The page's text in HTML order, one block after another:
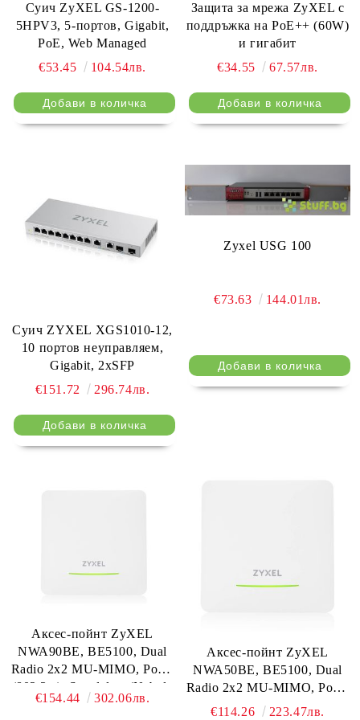
Суич ZyXEL GS-1200-
5HPV3, 5-портов, Gigabit,
PoE, Web Managed
€53.45
104.54лв.
Защита за мрежа ZyXEL с
поддръжка на PoE++ (60W)
и гигабит
€34.55
67.57лв.
Суич ZYXEL XGS1010-12,
10 портов неуправляем,
Gigabit, 2xSFP
€151.72
296.74лв.
Zyxel USG 100
€73.63 144.01лв.
Аксес-пойнт ZyXEL
NWA90BE, BE5100, Dual
Radio 2x2 MU-MIMO, PoE+
(802.3at), Standalone/Nebula
Cloud Managed Including
€154.44 302.06лв.
Аксес-пойнт ZyXEL
NWA50BE, BE5100, Dual
Radio 2x2 MU-MIMO, PoE+
(802.3at), Standalone/Nebula
€114.26 223.47лв.